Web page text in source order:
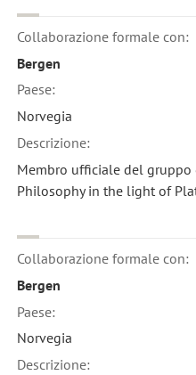
Collaborazione formale con:
Bergen
Paese:
Norvegia
Descrizione:
Membro ufficiale del gruppo
Philosophy in the light of
Collaborazione formale con:
Bergen
Paese:
Norvegia
Descrizione: